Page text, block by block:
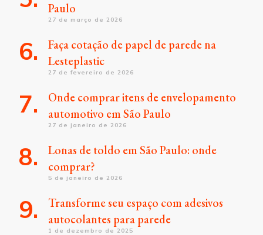
Paulo
27 de março de 2026
Faça cotação de papel de parede na
Lesteplastic
27 de fevereiro de 2026
Onde comprar itens de envelopamento
automotivo em São Paulo
27 de janeiro de 2026
Lonas de toldo em São Paulo: onde
comprar?
5 de janeiro de 2026
Transforme seu espaço com adesivos
autocolantes para parede
1 de dezembro de 2025